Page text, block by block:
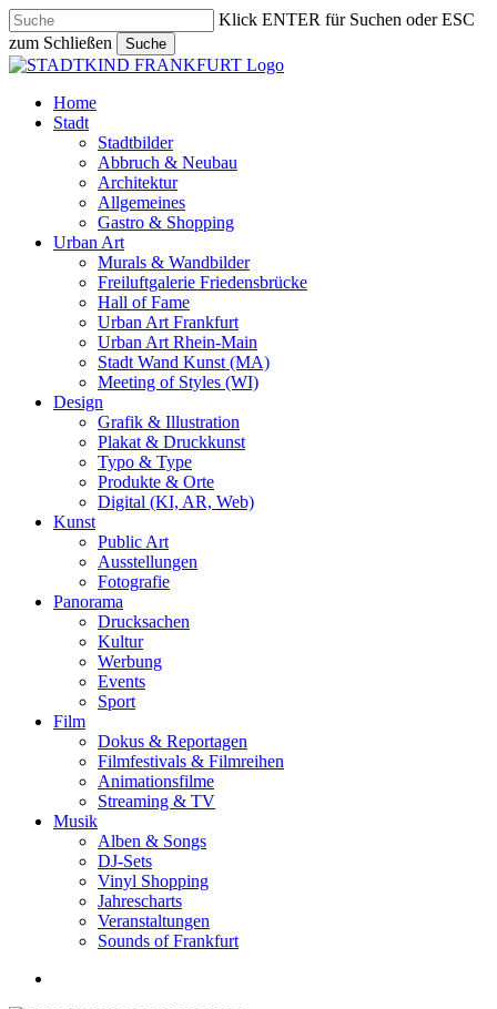
Skip
to
main
content
Klick ENTER für Suchen oder ESC
zum Schließen
Suche
Close
search
Menu
Home
Stadt
Stadtbilder
Abbruch & Neubau
Architektur
Allgemeines
Gastro & Shopping
Urban Art
Murals & Wandbilder
Freiluftgalerie Friedensbrücke
Hall of Fame
Urban Art Frankfurt
Urban Art Rhein-Main
Stadt Wand Kunst (MA)
Meeting of Styles (WI)
Design
Grafik & Illustration
Plakat & Druckkunst
Typo & Type
Produkte & Orte
Digital (KI, AR, Web)
Kunst
Public Art
Ausstellungen
Fotografie
Panorama
Drucksachen
Kultur
Werbung
Events
Sport
Film
Dokus & Reportagen
Filmfestivals & Filmreihen
Animationsfilme
Streaming & TV
Musik
Alben & Songs
DJ-Sets
Vinyl Shopping
Jahrescharts
Veranstaltungen
Sounds of Frankfurt